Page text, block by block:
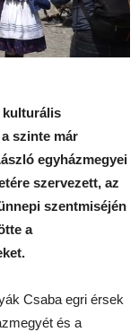
kulturális
szinte már
egyházmegyei
szervezett, az
szentmiséjén
a
Csaba egri érsek
és a